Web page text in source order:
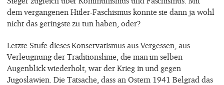
dem vergangenen Hitler-Faschismus konnte sie dann ja wohl
nicht das geringste zu tun haben, oder?
Letzte Stufe dieses Konservatismus aus Vergessen, aus
Verleugnung der Traditionslinie, die man im selben
Augenblick wiederholt, war der Krieg in und gegen
Jugoslawien. Die Tatsache, dass an Ostern 1941 Belgrad das